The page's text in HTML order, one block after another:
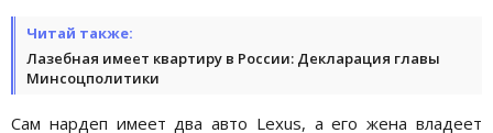
Читай также:
Лазебная имеет квартиру в России: Декларация главы
Минсоцполитики
Сам нардеп имеет два авто Lexus, а его жена владеет